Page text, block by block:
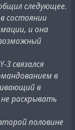
следующее.
состоянии
и она
3 связался
в
в
раскрывать
половине